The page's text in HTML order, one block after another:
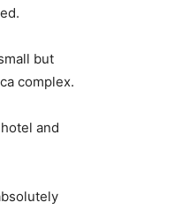
but
complex.
and